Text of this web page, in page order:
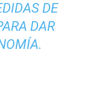
DE
DAR